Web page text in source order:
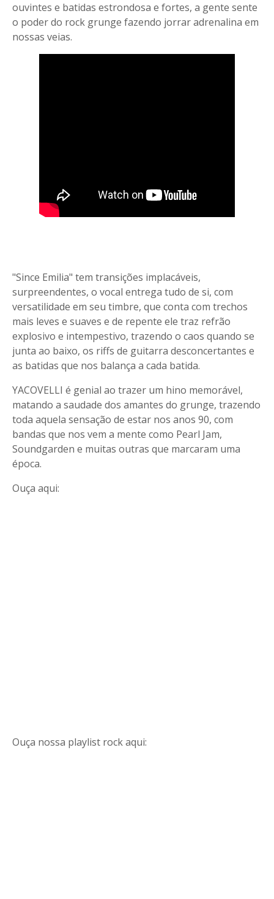
ouvintes e batidas estrondosa e fortes, a gente sente
o poder do rock grunge fazendo jorrar adrenalina em
nossas veias.
"Since Emilia" tem transições implacáveis,
surpreendentes, o vocal entrega tudo de si, com
versatilidade em seu timbre, que conta com trechos
mais leves e suaves e de repente ele traz refrão
explosivo e intempestivo, trazendo o caos quando se
junta ao baixo, os riffs de guitarra desconcertantes e
as batidas que nos balança a cada batida.
YACOVELLI é genial ao trazer um hino memorável,
matando a saudade dos amantes do grunge, trazendo
toda aquela sensação de estar nos anos 90, com
bandas que nos vem a mente como Pearl Jam,
Soundgarden e muitas outras que marcaram uma
época.
Ouça aqui:
Ouça nossa playlist rock aqui: